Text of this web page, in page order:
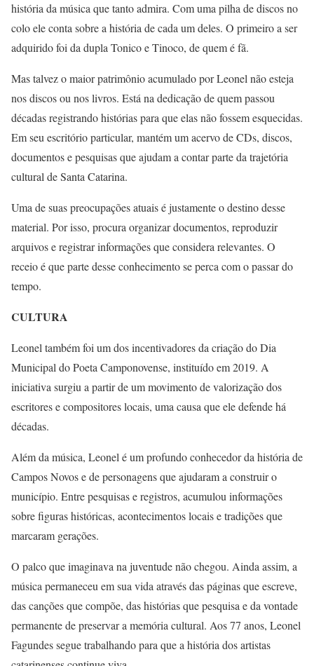
história da música que tanto admira. Com uma pilha de discos no
colo ele conta sobre a história de cada um deles. O primeiro a ser
adquirido foi da dupla Tonico e Tinoco, de quem é fã.
Mas talvez o maior patrimônio acumulado por Leonel não esteja
nos discos ou nos livros. Está na dedicação de quem passou
décadas registrando histórias para que elas não fossem esquecidas.
Em seu escritório particular, mantém um acervo de CDs, discos,
documentos e pesquisas que ajudam a contar parte da trajetória
cultural de Santa Catarina.
Uma de suas preocupações atuais é justamente o destino desse
material. Por isso, procura organizar documentos, reproduzir
arquivos e registrar informações que considera relevantes. O
receio é que parte desse conhecimento se perca com o passar do
tempo.
CULTURA
Leonel também foi um dos incentivadores da criação do Dia
Municipal do Poeta Camponovense, instituído em 2019. A
iniciativa surgiu a partir de um movimento de valorização dos
escritores e compositores locais, uma causa que ele defende há
décadas.
Além da música, Leonel é um profundo conhecedor da história de
Campos Novos e de personagens que ajudaram a construir o
município. Entre pesquisas e registros, acumulou informações
sobre figuras históricas, acontecimentos locais e tradições que
marcaram gerações.
O palco que imaginava na juventude não chegou. Ainda assim, a
música permaneceu em sua vida através das páginas que escreve,
das canções que compõe, das histórias que pesquisa e da vontade
permanente de preservar a memória cultural. Aos 77 anos, Leonel
Fagundes segue trabalhando para que a história dos artistas